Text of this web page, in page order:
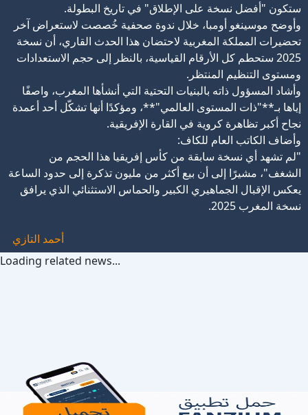
ستكون "أفضل نسخة على الإطلاق" في تاريخ البطولة.
وأوضح موسينغو أومبا، خلال ندوة صحفية خُصصت لاستعراض آخر
تحضيرات المملكة المغربية لاحتضان هذا الحدث القاري، أن نسخة
2025 ستحطم كل الأرقام القياسية، بالنظر إلى حجم الاستعدادات
ومستوى التنظيم المنتظر.
وأشاد المسؤول ذاته بالبنيات التحتية التي أنشأها المغرب، واصفًا
إياها بـ**"ذات المستوى العالمي"**، ومؤكدًا أنها تشكّل أحد أعمدة
نجاح أكبر تظاهرة كروية في القارة الإفريقية.
وأضاف الكاتب العام للكاف:
"لم تشهد أي نسخة سابقة من كأس إفريقيا هذا الحجم من
الشغف"، مشيرًا إلى أن بيع أكثر من مليون تذكرة إلى حدود الساعة
يعكس الإقبال الجماهيري الكبير والحماس الاستثنائي الذي يرافق
نسخة المغرب 2025.
أحمد التازي
Loading related news...